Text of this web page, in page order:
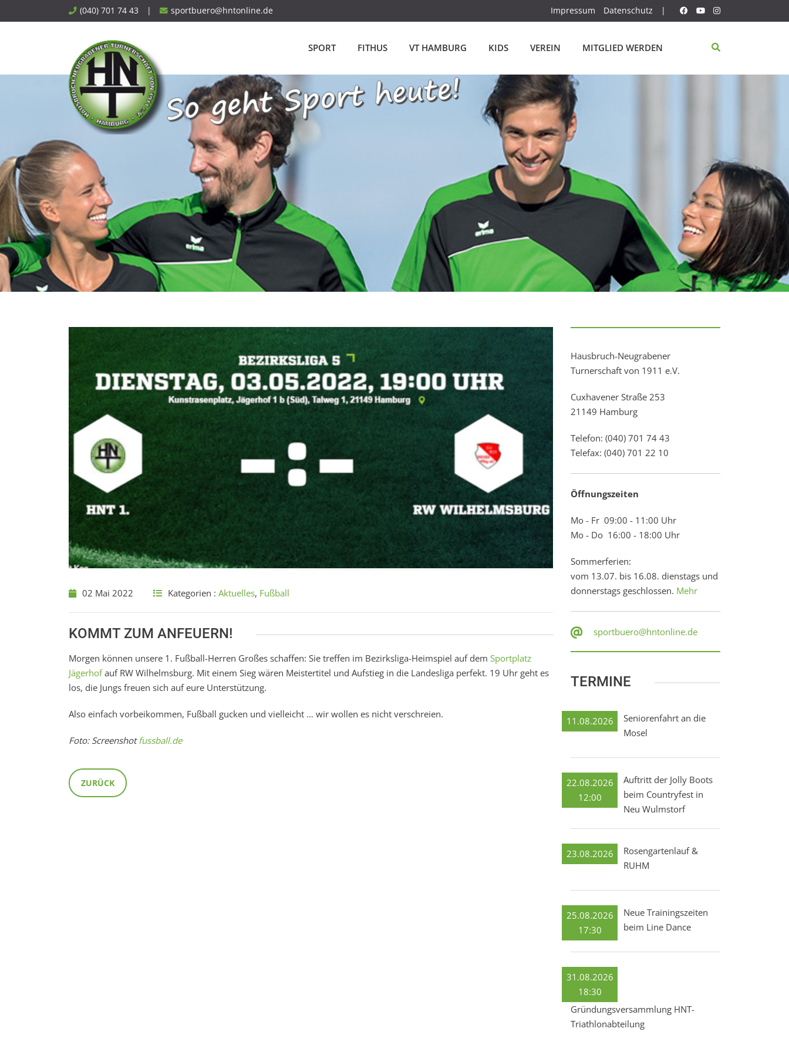
to
(040) 701 74 43 | sportbuero@hntonline.de Impressum Datenschutz |
SPORT FITHUS VT HAMBURG KIDS VEREIN MITGLIED WERDEN
02 Mai 2022 Kategorien : Aktuelles, Fußball
KOMMT ZUM ANFEUERN!
Morgen können unsere 1. Fußball-Herren Großes schaffen: Sie treffen im Bezirksliga-Heimspiel auf dem Sportplatz
Jägerhofauf RW Wilhelmsburg. Mit einem Sieg wären Meistertitel und Aufstieg in die Landesliga perfekt. 19 Uhr geht es
los, die Jungs freuen sich auf eure Unterstützung.
Also einfach vorbeikommen, Fußball gucken und vielleicht … wir wollen es nicht verschreien.
Foto: Screenshot fussball.de
ZURÜCK
Hausbruch-Neugrabener
Turnerschaft von 1911 e.V.
Cuxhavener Straße 253
21149 Hamburg
Telefon: (040) 701 74 43
Telefax: (040) 701 22 10
Öffnungszeiten
Mo - Fr 09:00 - 11:00 Uhr
Mo - Do 16:00 - 18:00 Uhr
Sommerferien:
vom 13.07. bis 16.08. dienstags und
donnerstags geschlossen. Mehr
sportbuero@hntonline.de
TERMINE
11.08.2026
Seniorenfahrt an die
Mosel
22.08.2026
12:00
Auftritt der Jolly Boots
beim Countryfest in
Neu Wulmstorf
23.08.2026
Rosengartenlauf &
RUHM
25.08.2026
17:30
Neue Trainingszeiten
beim Line Dance
31.08.2026
18:30
Gründungsversammlung HNT-
Triathlonabteilung